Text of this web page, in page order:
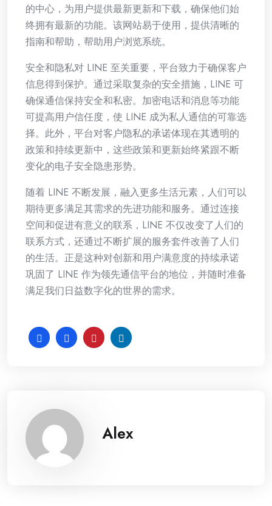
的中心，为用户提供最新更新和下载，确保他们始
终拥有最新的功能。该网站易于使用，提供清晰的
指南和帮助，帮助用户浏览系统。
安全和隐私对 LINE 至关重要，平台致力于确保客户
信息得到保护。通过采取复杂的安全措施，LINE 可
确保通信保持安全和私密。加密电话和消息等功能
可提高用户信任度，使 LINE 成为私人通信的可靠选
择。此外，平台对客户隐私的承诺体现在其透明的
政策和持续更新中，这些政策和更新始终紧跟不断
变化的电子安全隐患形势。
随着 LINE 不断发展，融入更多生活元素，人们可以
期待更多满足其需求的先进功能和服务。通过连接
空间和促进有意义的联系，LINE 不仅改变了人们的
联系方式，还通过不断扩展的服务套件改善了人们
的生活。正是这种对创新和用户满意度的持续承诺
巩固了 LINE 作为领先通信平台的地位，并随时准备
满足我们日益数字化的世界的需求。
Alex